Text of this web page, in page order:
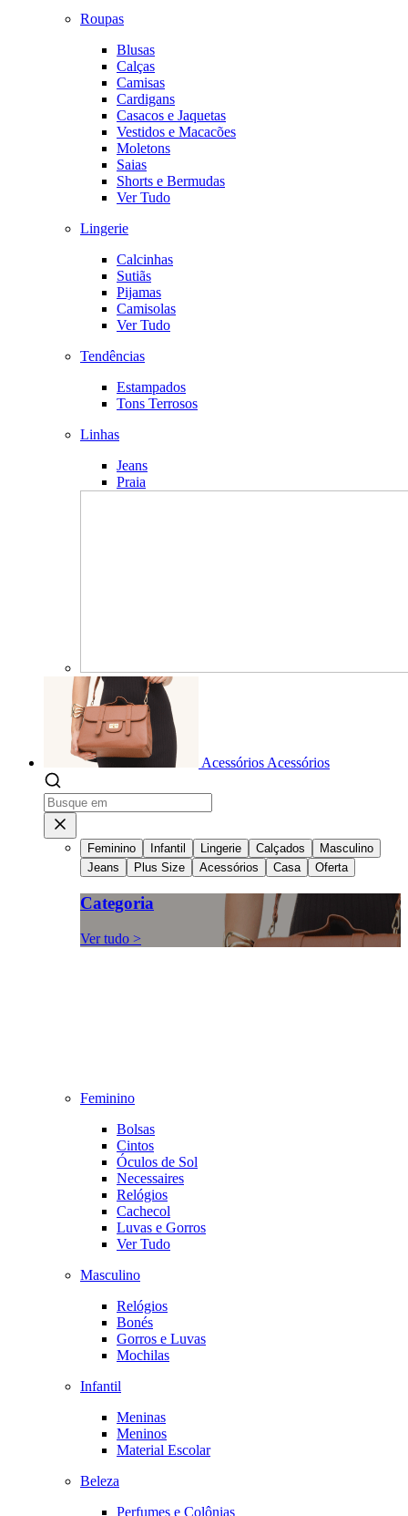
Roupas
Blusas
Calças
Camisas
Cardigans
Casacos e Jaquetas
Vestidos e Macacões
Moletons
Saias
Shorts e Bermudas
Ver Tudo
Lingerie
Calcinhas
Sutiãs
Pijamas
Camisolas
Ver Tudo
Tendências
Estampados
Tons Terrosos
Linhas
Jeans
Praia
Acessórios Acessórios
Feminino Infantil Lingerie Calçados
Masculino
Jeans
Plus Size Acessórios Casa Oferta
Categoria
Ver tudo >
Feminino
Bolsas
Cintos
Óculos de Sol
Necessaires
Relógios
Cachecol
Luvas e Gorros
Ver Tudo
Masculino
Relógios
Bonés
Gorros e Luvas
Mochilas
Infantil
Meninas
Meninos
Material Escolar
Beleza
Perfumes e Colônias